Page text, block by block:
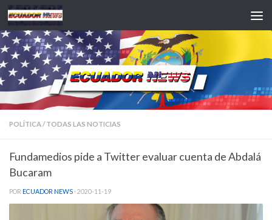
Saltar al contenido
POLÍTICA/ TODAS LAS NOTICIAS
Fundamedios pide a Twitter evaluar cuenta de Abdalá
Bucaram
POR ECUADOR NEWS · 2020-11-19